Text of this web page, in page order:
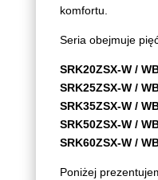
komfortu.
Seria obejmuje
SRK20ZSX‑W /
SRK25ZSX‑W /
SRK35ZSX‑W /
SRK50ZSX‑W /
SRK60ZSX‑W /
Poniżej